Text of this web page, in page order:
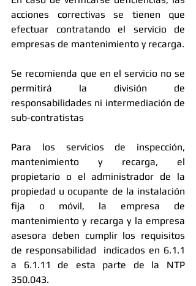
acciones correctivas se tienen que
efectuar contratando el servicio de
Se recomienda que en el servicio no se
permitirá la división de
responsabilidades ni intermediación de
sub-contratistas
Para los servicios de inspección,
mantenimiento y recarga, el
propietario o el administrador de la
propiedad u ocupante de la instalación
fija o móvil, la empresa de
mantenimiento y recarga y la empresa
asesora deben cumplir los requisitos
de responsabilidad  indicados en 6.1.1
a 6.1.11 de esta parte de la NTP
350.043.